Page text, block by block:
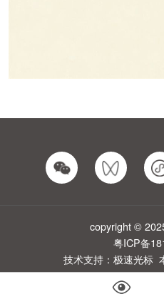
copyright ©
粤ICP备
技术支持：极速光标